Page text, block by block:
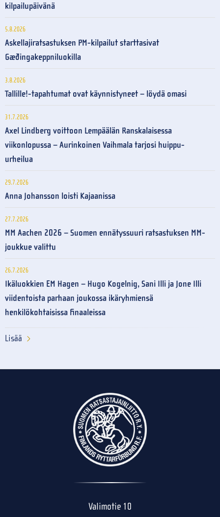
kilpailupäivänä
5.8.2026
Askellajiratsastuksen PM-kilpailut starttasivat
Gæðingakeppniluokilla
3.8.2026
Tallille!-tapahtumat ovat käynnistyneet – löydä omasi
31.7.2026
Axel Lindberg voittoon Lempäälän Ranskalaisessa
viikonlopussa – Aurinkoinen Vaihmala tarjosi huippu-
urheilua
29.7.2026
Anna Johansson loisti Kajaanissa
27.7.2026
MM Aachen 2026 – Suomen ennätyssuuri ratsastuksen MM-
joukkue valittu
26.7.2026
Ikäluokkien EM Hagen – Hugo Kogelnig, Sani Illi ja Jone Illi
viidentoista parhaan joukossa ikäryhmiensä
henkilökohtaisissa finaaleissa
Lisää
Valimotie 10